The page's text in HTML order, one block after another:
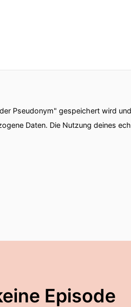
Pseudonym" gespeichert wird
Daten. Die Nutzung deines
Episode